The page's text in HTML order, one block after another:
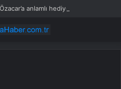
anlamlı hediye